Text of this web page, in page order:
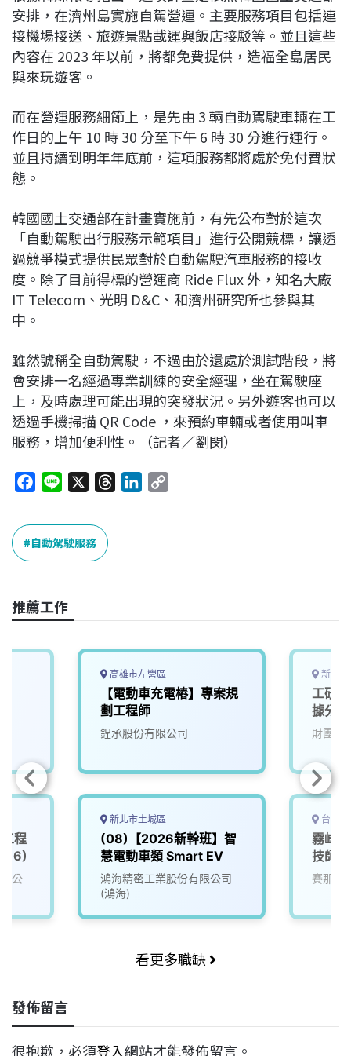
安排，在濟州島實施自駕營運。主要服務項目包括連
接機場接送、旅遊景點載運與飯店接駁等。並且這些
內容在 2023 年以前，將都免費提供，造福全島居民
與來玩遊客。
而在營運服務細節上，是先由 3 輛自動駕駛車輛在工
作日的上午 10 時 30 分至下午 6 時 30 分進行運行。
並且持續到明年年底前，這項服務都將處於免付費狀
態。
韓國國土交通部在計畫實施前，有先公布對於這次
「自動駕駛出行服務示範項目」進行公開競標，讓透
過競爭模式提供民眾對於自動駕駛汽車服務的接收
度。除了目前得標的營運商 Ride Flux 外，知名大廠
IT Telecom、光明 D&C、和濟州研究所也參與其
中。
雖然號稱全自動駕駛，不過由於還處於測試階段，將
會安排一名經過專業訓練的安全經理，坐在駕駛座
上，及時處理可能出現的突發狀況。另外遊客也可以
透過手機掃描 QR Code ，來預約車輛或者使用叫車
服務，增加便利性。（記者／劉閔）
c
e
b
o
k
n
e
n
k
自動駕駛服務
推薦工作
程
公
高雄市左營區
【電動車充電樁】專案規
劃工程師
鋥承股份有限公司
新北市土城區
(08)【2026新幹班】智
慧電動車類 Smart EV
鴻海精密工業股份有限公司
(鴻海)
新竹
工研
據分
財團法
台中
霧峰
技師
賽那美
看更多職缺
發佈留言
很抱歉，必須登入網站才能發佈留言。